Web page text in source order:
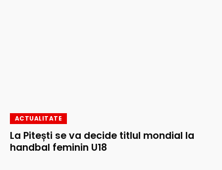
ACTUALITATE
La Pitești se va decide titlul mondial la
handbal feminin U18